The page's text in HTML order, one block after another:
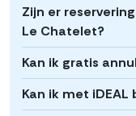
Zijn er
Le Chatelet?
Kan ik gratis
Kan ik met